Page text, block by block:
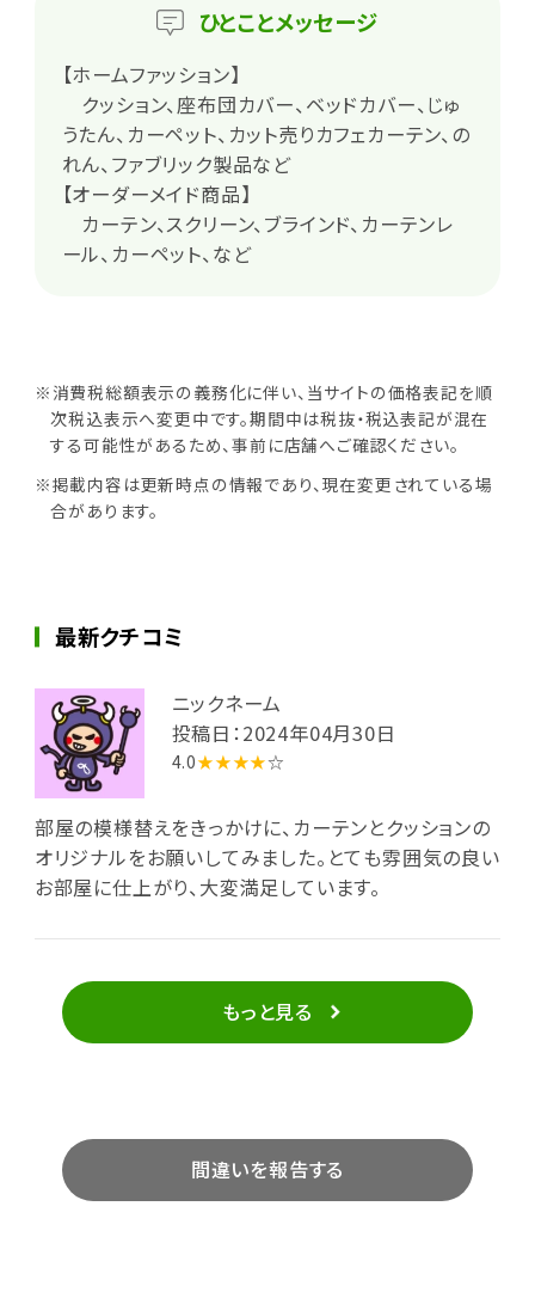
ひとことメッセージ
【ホームファッション】
クッション、座布団カバー、ベッドカバー、じゅ
うたん、カーペット、カット売りカフェカーテン、の
れん、ファブリック製品など
【オーダーメイド商品】
カーテン、スクリーン、ブラインド、カーテンレ
ール、カーペット、など
※消費税総額表示の義務化に伴い、当サイトの価格表記を順
次税込表示へ変更中です。期間中は税抜・税込表記が混在
する可能性があるため、事前に店舗へご確認ください。
※掲載内容は更新時点の情報であり、現在変更されている場
合があります。
最新クチコミ
ニックネーム
投稿日：2024年04月30日
4.0★★★★☆
部屋の模様替えをきっかけに、カーテンとクッションの
オリジナルをお願いしてみました。とても雰囲気の良い
お部屋に仕上がり、大変満足しています。
もっと見る
間違いを報告する